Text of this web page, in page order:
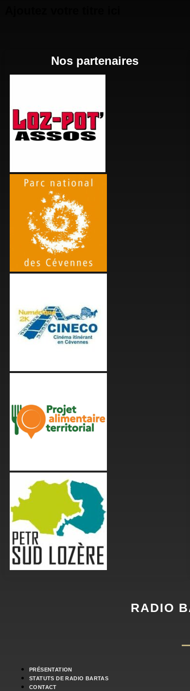
Nos partenaires
RADIO
PRÉSENTATION
STATUTS DE RADIO BARTAS
CONTACT